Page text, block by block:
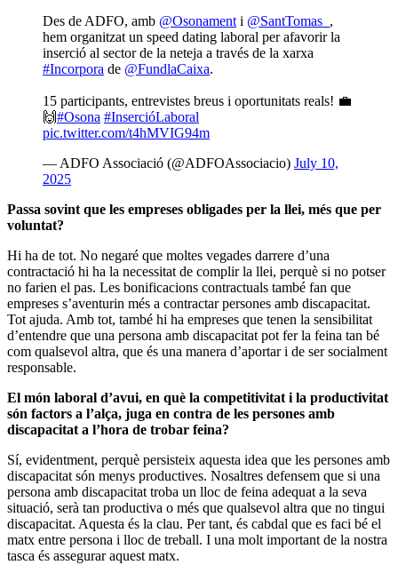
Des de ADFO, amb @Osonamenti @SantTomas_ ,
hem organitzat un speed dating laboral per afavorir la
inserció al sector de la neteja a través de la xarxa
#Incorpora de @FundlaCaixa.
15 participants, entrevistes breus i oportunitats reals! 💼
🙌#Osona #InsercióLaboral
pic.twitter.com/t4hMVIG94m
— ADFO Associació (@ADFOAssociacio) July 10,
2025
Passa sovint que les empreses obligades per la llei, més que per
voluntat?
Hi ha de tot. No negaré que moltes vegades darrere d’una
contractació hi ha la necessitat de complir la llei, perquè si no potser
no farien el pas. Les bonificacions contractuals també fan que
empreses s’aventurin més a contractar persones amb discapacitat.
Tot ajuda. Amb tot, també hi ha empreses que tenen la sensibilitat
d’entendre que una persona amb discapacitat pot fer la feina tan bé
com qualsevol altra, que és una manera d’aportar i de ser socialment
responsable.
El món laboral d’avui, en què la competitivitat i la productivitat
són factors a l’alça, juga en contra de les persones amb
discapacitat a l’hora de trobar feina?
Sí, evidentment, perquè persisteix aquesta idea que les persones amb
discapacitat són menys productives. Nosaltres defensem que si una
persona amb discapacitat troba un lloc de feina adequat a la seva
situació, serà tan productiva o més que qualsevol altra que no tingui
discapacitat. Aquesta és la clau. Per tant, és cabdal que es faci bé el
matx entre persona i lloc de treball. I una molt important de la nostra
tasca és assegurar aquest matx.